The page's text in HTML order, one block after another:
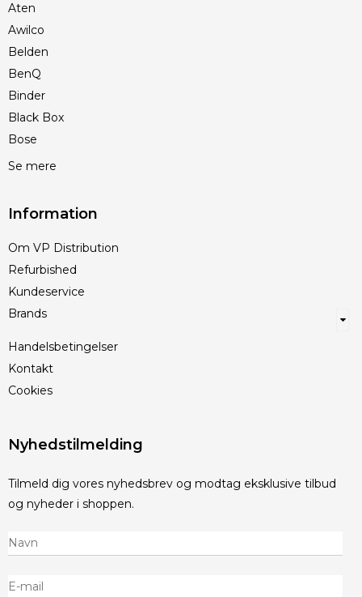
Aten
Awilco
Belden
BenQ
Binder
Black Box
Bose
Se mere
Information
Om VP Distribution
Refurbished
Kundeservice
Brands
Handelsbetingelser
Kontakt
Cookies
Nyhedstilmelding
Tilmeld dig vores nyhedsbrev og modtag eksklusive tilbud
og nyheder i shoppen.